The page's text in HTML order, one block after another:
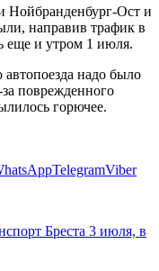
Нойбранденбург-Ост и
направив трафик в
еще и утром 1 июля.
автопоезда надо было
поврежденного
горючее.
TelegramViber
Бреста 3 июля, в